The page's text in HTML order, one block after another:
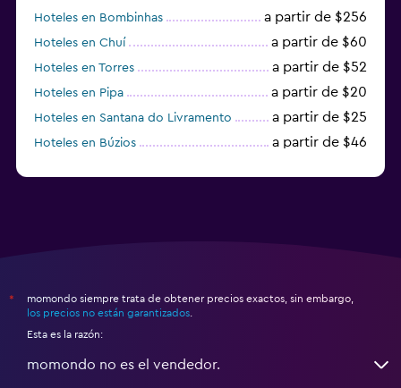
Hoteles en Bombinhas a partir de $256
Hoteles en Chuí a partir de $60
Hoteles en Torres a partir de $52
Hoteles en Pipa a partir de $20
Hoteles en Santana do Livramento a partir de $25
Hoteles en Búzios a partir de $46
*
momondo siempre trata de obtener precios exactos, sin embargo,
los precios no están garantizados
Esta es la razón:
momondo no es el vendedor.